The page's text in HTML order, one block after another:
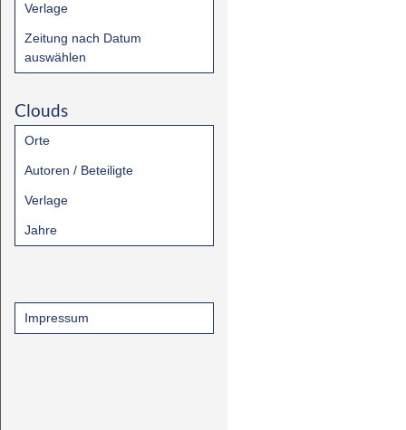
Verlage
Zeitung nach Datum
auswählen
Clouds
Orte
Autoren / Beteiligte
Verlage
Jahre
Impressum